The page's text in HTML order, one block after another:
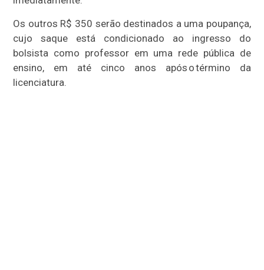
Os outros R$ 350 serão destinados a uma poupança,
cujo saque está condicionado ao ingresso do
bolsista como professor em uma rede pública de
ensino, em até cinco anos após o término da
licenciatura.